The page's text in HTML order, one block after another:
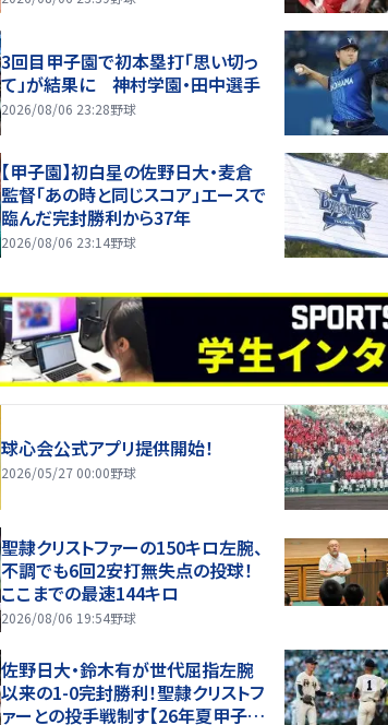
3回目甲子園で初本塁打「思い切っ
て」が結果に 神村学園・田中選手
2026/08/06 23:28野球
【甲子園】初白星の佐野日大・麦倉
監督「あの時と同じスコア」エースで
臨んだ完封勝利から37年
2026/08/06 23:14野球
球心会公式アプリ提供開始！
2026/05/27 00:00野球
聖隷クリストファーの150キロ左腕、
不調でも6回2安打無失点の投球！
ここまでの最速144キロ
2026/08/06 19:54野球
佐野日大・鈴木有が世代屈指左腕
以来の1-0完封勝利！聖隷クリストフ
ァーとの投手戦制す【26年夏甲子